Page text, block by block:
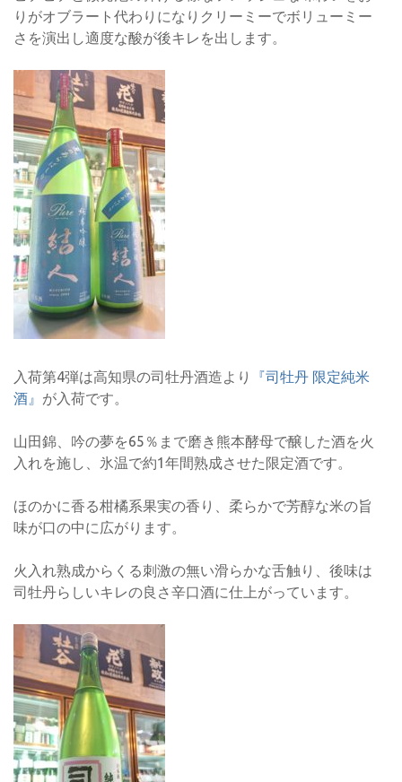
りがオブラート代わりになりクリーミーでボリューミー
さを演出し適度な酸が後キレを出します。
入荷第4弾は高知県の司牡丹酒造より
『司牡丹 限定純米
酒』 が入荷です。
山田錦、吟の夢を65％まで磨き熊本酵母で醸した酒を火
入れを施し、氷温で約1年間熟成させた限定酒です。
ほのかに香る柑橘系果実の香り、柔らかで芳醇な米の旨
味が口の中に広がります。
火入れ熟成からくる刺激の無い滑らかな舌触り、後味は
司牡丹らしいキレの良さ辛口酒に仕上がっています。